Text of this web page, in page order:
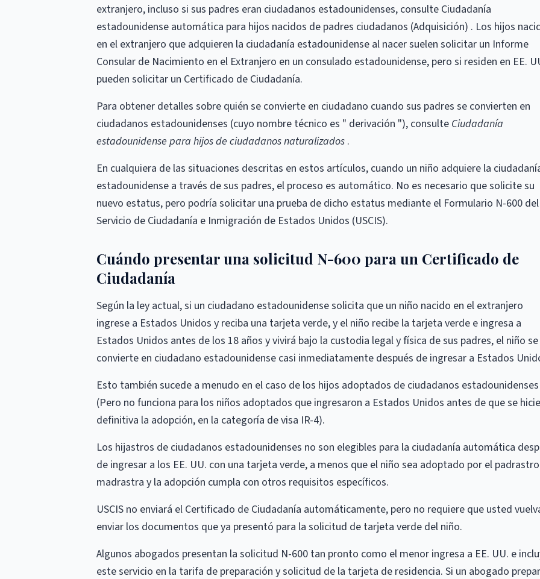
extranjero, incluso si sus padres eran ciudadanos estadounidenses, consulte Ciudadanía
estadounidense automática para hijos nacidos de padres ciudadanos (Adquisición) . Los hijos
en el extranjero que adquieren la ciudadanía estadounidense al nacer suelen solicitar un Informe
Consular de Nacimiento en el Extranjero en un consulado estadounidense, pero si residen en EE.
pueden solicitar un Certificado de Ciudadanía.
Para obtener detalles sobre quién se convierte en ciudadano cuando sus padres se convierten en
ciudadanos estadounidenses (cuyo nombre técnico es " derivación "), consulte Ciudadanía
estadounidense para hijos de ciudadanos naturalizados .
En cualquiera de las situaciones descritas en estos artículos, cuando un niño adquiere la
estadounidense a través de sus padres, el proceso es automático. No es necesario que solicite su
nuevo estatus, pero podría solicitar una prueba de dicho estatus mediante el Formulario N-600 del
Servicio de Ciudadanía e Inmigración de Estados Unidos (USCIS).
Cuándo presentar una solicitud N-600 para un Certificado de
Ciudadanía
Según la ley actual, si un ciudadano estadounidense solicita que un niño nacido en el extranjero
ingrese a Estados Unidos y reciba una tarjeta verde, y el niño recibe la tarjeta verde e ingresa a
Estados Unidos antes de los 18 años y vivirá bajo la custodia legal y física de sus padres, el niño se
convierte en ciudadano estadounidense casi inmediatamente después de ingresar a Estados
Esto también sucede a menudo en el caso de los hijos adoptados de ciudadanos estadounidenses
(Pero no funciona para los niños adoptados que ingresaron a Estados Unidos antes de que se
definitiva la adopción, en la categoría de visa IR-4).
Los hijastros de ciudadanos estadounidenses no son elegibles para la ciudadanía automática
de ingresar a los EE. UU. con una tarjeta verde, a menos que el niño sea adoptado por el
madrastra y la adopción cumpla con otros requisitos específicos.
USCIS no enviará el Certificado de Ciudadanía automáticamente, pero no requiere que usted
enviar los documentos que ya presentó para la solicitud de tarjeta verde del niño.
Algunos abogados presentan la solicitud N-600 tan pronto como el menor ingresa a EE. UU. e
este servicio en la tarifa de preparación y solicitud de la tarjeta de residencia. Si un abogado